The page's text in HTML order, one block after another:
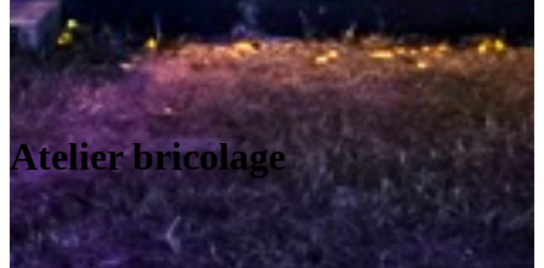
Atelier bricolage